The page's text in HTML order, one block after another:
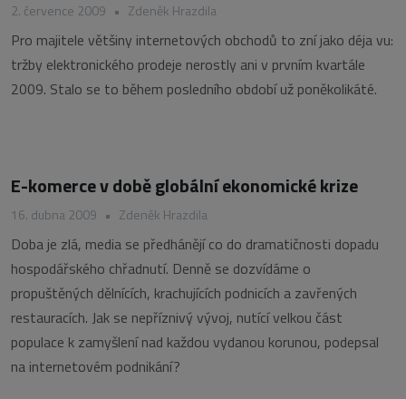
2. července 2009 • Zdeněk Hrazdila
Pro majitele většiny internetových obchodů to zní jako déja vu:
tržby elektronického prodeje nerostly ani v prvním kvartále
2009. Stalo se to během posledního období už poněkolikáté.
E-komerce v době globální ekonomické krize
16. dubna 2009 • Zdeněk Hrazdila
Doba je zlá, media se předhánějí co do dramatičnosti dopadu
hospodářského chřadnutí. Denně se dozvídáme o
propuštěných dělnících, krachujících podnicích a zavřených
restauracích. Jak se nepříznivý vývoj, nutící velkou část
populace k zamyšlení nad každou vydanou korunou, podepsal
na internetovém podnikání?